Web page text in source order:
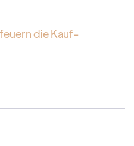
die Kauf-